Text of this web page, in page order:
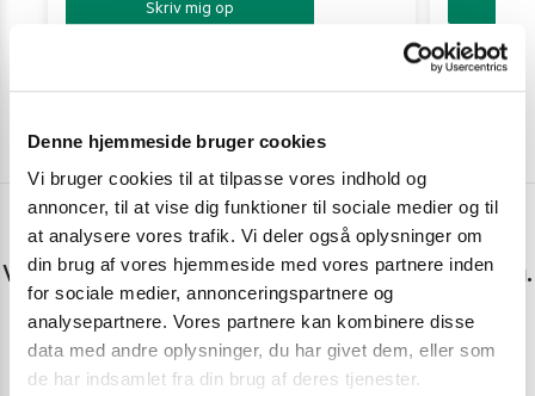
Denne hjemmeside bruger cookies
Vi bruger cookies til at tilpasse vores indhold og
annoncer, til at vise dig funktioner til sociale medier og til
at analysere vores trafik. Vi deler også oplysninger om
din brug af vores hjemmeside med vores partnere inden
for sociale medier, annonceringspartnere og
analysepartnere. Vores partnere kan kombinere disse
data med andre oplysninger, du har givet dem, eller som
de har indsamlet fra din brug af deres tjenester.
Skriv mig op
Har du spørgsmål eller brug for hjælp?
Vi er lige her. Kundeservice sidder klar til at hjælpe dig.
Personlig rådgivning med et smil
Vi guider dig igennem asiatisk mad